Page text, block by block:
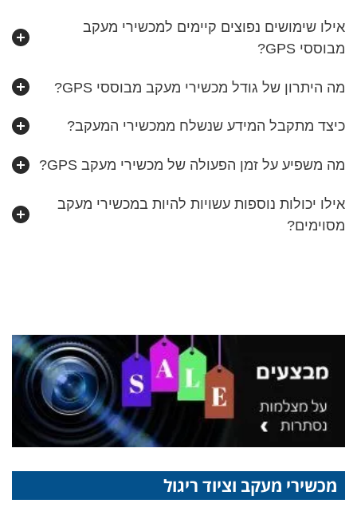
מכשירי מעקב וציוד ריגול
אילו שימושים נפוצים קיימים למכשירי מעקב
מבוססי GPS?
מה היתרון של גודל מכשירי מעקב מבוססי GPS?
כיצד מתקבל המידע שנשלח ממכשירי המעקב?
מה משפיע על זמן הפעולה של מכשירי מעקב GPS?
אילו יכולות נוספות עשויות להיות במכשירי מעקב
מסוימים?